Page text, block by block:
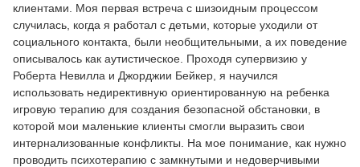
клиентами. Моя первая встреча с шизоидным процессом
случилась, когда я работал с детьми, которые уходили от
социального контакта, были необщительными, а их поведение
описывалось как аутистическое. Проходя супервизию у
Роберта Невилла и Джорджии Бейкер, я научился
использовать недирективную ориентированную на ребенка
игровую терапию для создания безопасной обстановки, в
которой мои маленькие клиенты смогли выразить свои
интернализованные конфликты. На мое понимание, как нужно
проводить психотерапию с замкнутыми и недоверчивыми